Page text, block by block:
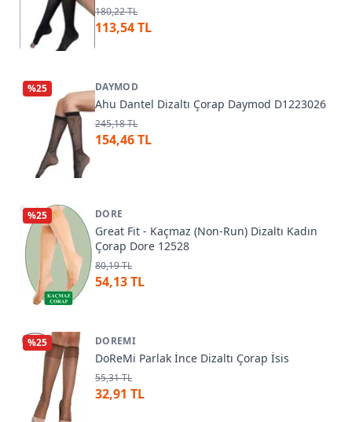
180,22 TL
113,54 TL
%25 DAYMOD
Ahu Dantel Dizaltı Çorap Daymod D1223026
245,18 TL
154,46 TL
%25 DORE
Great Fit - Kaçmaz (Non-Run) Dizaltı Kadın
Çorap Dore 12528
80,19 TL
54,13 TL
%25 DOREMI
DoReMi Parlak İnce Dizaltı Çorap İsis
55,31 TL
32,91 TL